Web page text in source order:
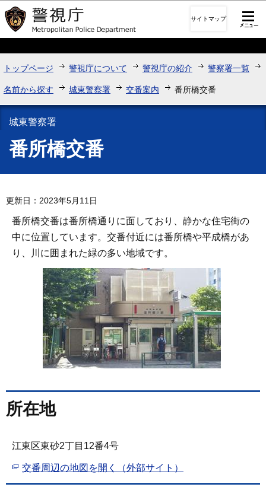
このページの本文へ移動
サイトマップ
トップページ 警視庁について 警視庁の紹介 警察署一覧
名前から探す 城東警察署 交番案内 番所橋交番
城東警察署
番所橋交番
更新日：2023年5月11日
番所橋交番は番所橋通りに面しており、静かな住宅街の
中に位置しています。交番付近には番所橋や平成橋があ
り、川に囲まれた緑の多い地域です。
所在地
江東区東砂2丁目12番4号
交番周辺の地図を開く（外部サイト）